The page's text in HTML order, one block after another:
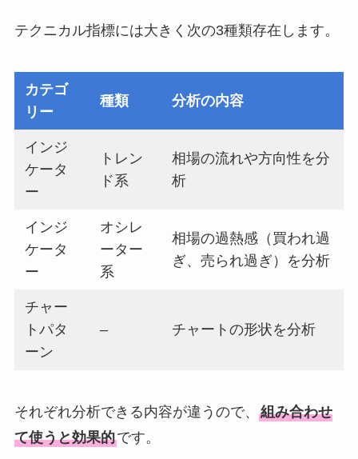
テクニカル指標には大きく次の3種類存在します。
カテゴ
リー
種類 分析の内容
インジ
ケータ
ー
トレン
ド系
相場の流れや方向性を分
析
インジ
ケータ
ー
オシレ
ーター
系
相場の過熱感（買われ過
ぎ、売られ過ぎ）を分析
チャー
トパタ
ーン
– チャートの形状を分析
それぞれ分析できる内容が違うので、 組み合わせ
て使うと効果的です。